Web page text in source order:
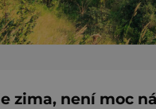
zima, není moc